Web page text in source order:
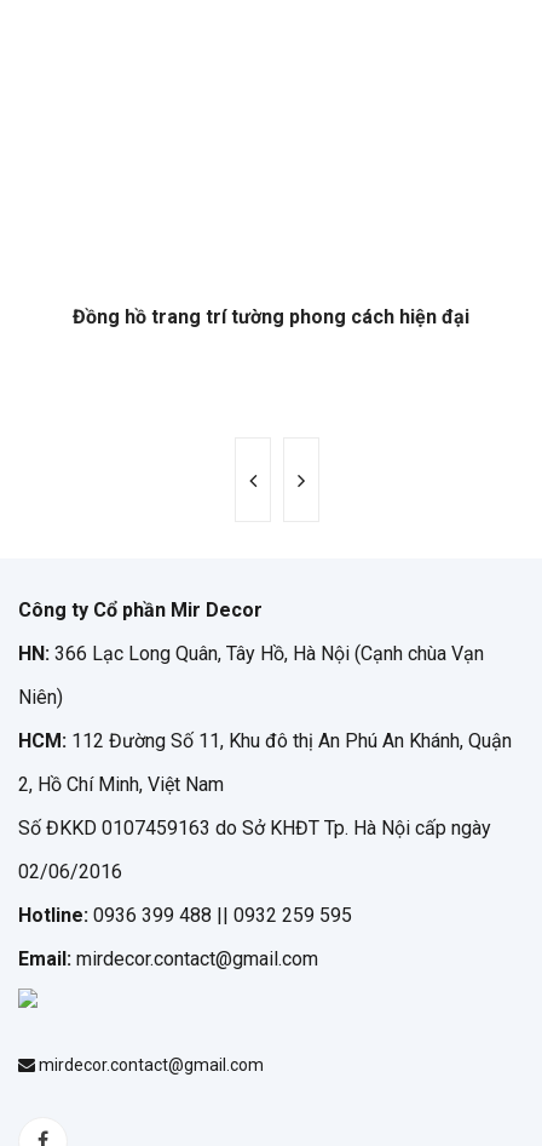
Đồng hồ trang trí tường phong cách hiện đại
Công ty Cổ phần Mir Decor
HN: 366 Lạc Long Quân, Tây Hồ, Hà Nội (Cạnh chùa Vạn
Niên)
HCM: 112 Đường Số 11, Khu đô thị An Phú An Khánh, Quận
2, Hồ Chí Minh, Việt Nam
Số ĐKKD 0107459163 do Sở KHĐT Tp. Hà Nội cấp ngày
02/06/2016
Hotline: 0936 399 488 || 0932 259 595
Email: mirdecor.contact@gmail.com
mirdecor.contact@gmail.com